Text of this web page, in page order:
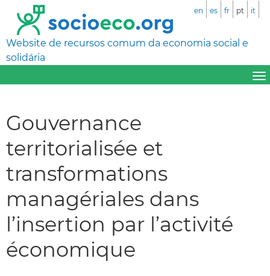
Website de recursos comum da economia social e
solidária
en es fr pt it
Gouvernance
territorialisée et
transformations
managériales dans
l’insertion par l’activité
économique